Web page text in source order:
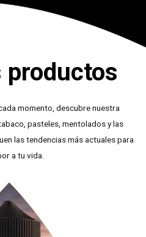
productos
momento, descubre nuestra
pasteles, mentolados y las
las tendencias más actuales para
a tu vida.